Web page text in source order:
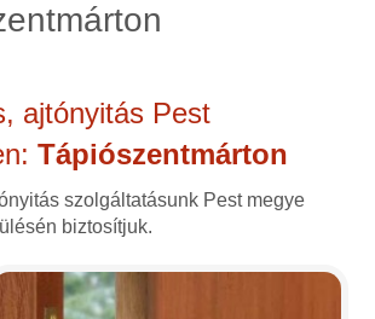
ajtónyitás Pest
Tápiószentmárton
szolgáltatásunk Pest megye
biztosítjuk.